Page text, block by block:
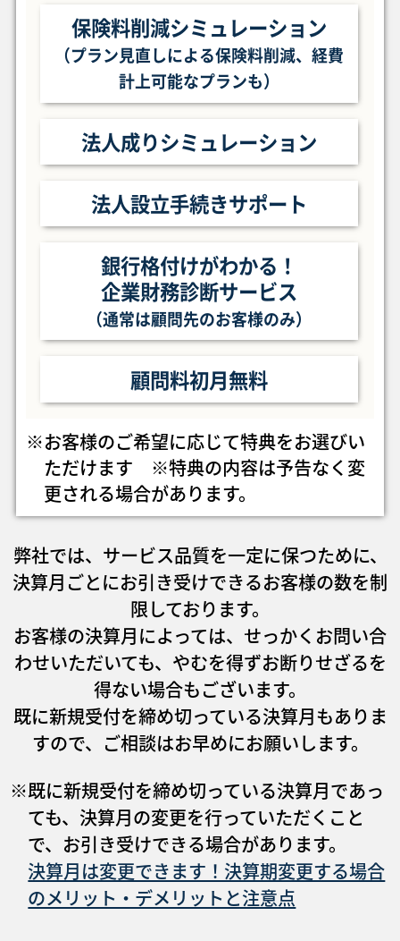
保険料削減シミュレーション
（プラン見直しによる保険料削減、 経費
計上可能なプランも）
法人成りシミュレーション
法人設立手続きサポート
銀行格付けがわかる！
企業財務診断サービス
（通常は顧問先のお客様のみ）
顧問料初月無料
※お客様のご希望に応じて特典をお選びい
ただけます ※特典の内容は予告なく変
更される場合があります。
弊社では、サービス品質を一定に保つために、
決算月ごとにお引き受けできるお客様の数を制
限しております。
お客様の決算月によっては、せっかくお問い合
わせいただいても、やむを得ずお断りせざるを
得ない場合もございます。
既に新規受付を締め切っている決算月もありま
すので、ご相談はお早めにお願いします。
※既に新規受付を締め切っている決算月であっ
ても、決算月の変更を行っていただくこと
で、お引き受けできる場合があります。
決算月は変更できます！決算期変更する場合
のメリット・デメリットと注意点